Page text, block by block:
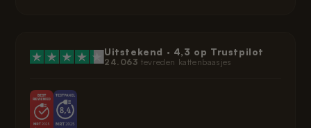
Uitstekend · 4,3 op Trustpilot
24.063 tevreden kattenbaasjes